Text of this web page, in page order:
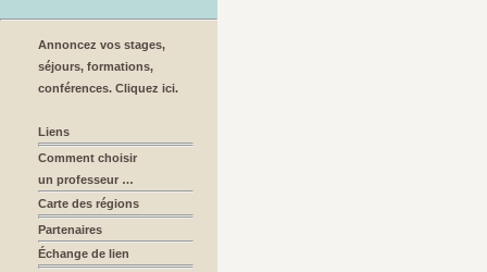
Annoncez vos stages,
séjours, formations,
conférences. Cliquez ici.
Liens
Comment choisir
un professeur …
Carte des régions
Partenaires
Échange de lien